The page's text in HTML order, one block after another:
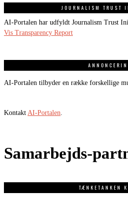
JOURNALISM TRUST
AI-Portalen har udfyldt Journalism Trust
Vis Transparency Report
AI-Portalen tilbyder en række forskellige
Kontakt AI-Portalen
Samarbejds-
TÆNKETANKEN